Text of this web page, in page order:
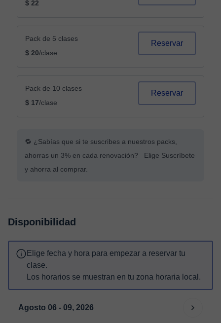
$ 22
Pack de 5 clases
$ 20/clase
Reservar
Pack de 10 clases
$ 17/clase
Reservar
🔁 ¿Sabías que si te suscribes a nuestros packs,
ahorras un 3% en cada renovación? Elige Suscríbete
y ahorra al comprar.
Disponibilidad
Elige fecha y hora para empezar a reservar tu
clase.
Los horarios se muestran en tu zona horaria local.
Agosto 06 - 09, 2026